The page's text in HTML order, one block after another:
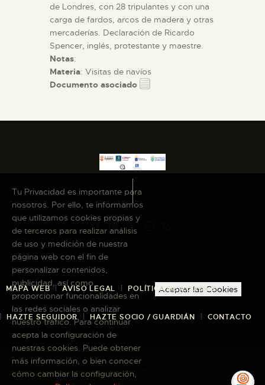
de Londres, con 28 tripulantes y con una
carga de fardos, arcos de madera y otras
mercaderías. Declaración de Ricardo
Spencer, inglés, protestante y maestre.
Notas:
Materia: Visitas de navíos
Documento asociado
MAPA WEB AVISO LEGAL POLÍTICA DE COOKIES
HAZTE SEGUIDOR HAZTE SOCIO / GUARDIÁN CONTACTO
Copyright © 2026 El Museo Canario · Todos
los derechos reservados
Tu Privacidad es importante para
nosotros. Por ello, te informamos
que utilizamos cookies propias y
de terceros para realizar análisis
de uso y medición de nuestra
página web con el fin de
personalizar contenidos,
publicidad, así como
proporcionar funcionalidades en
las redes sociales o analizar
nuestro tráfico. Para continuar
acepta la configuración de
nuestras cookies. Puede obtener
más información, o bien conocer
cómo cambiar la configuración,
Aceptar las Cookies